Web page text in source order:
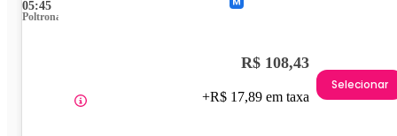
05:45
Poltrona
R$ 108,43
+R$ 17,89 em taxa
Selecionar